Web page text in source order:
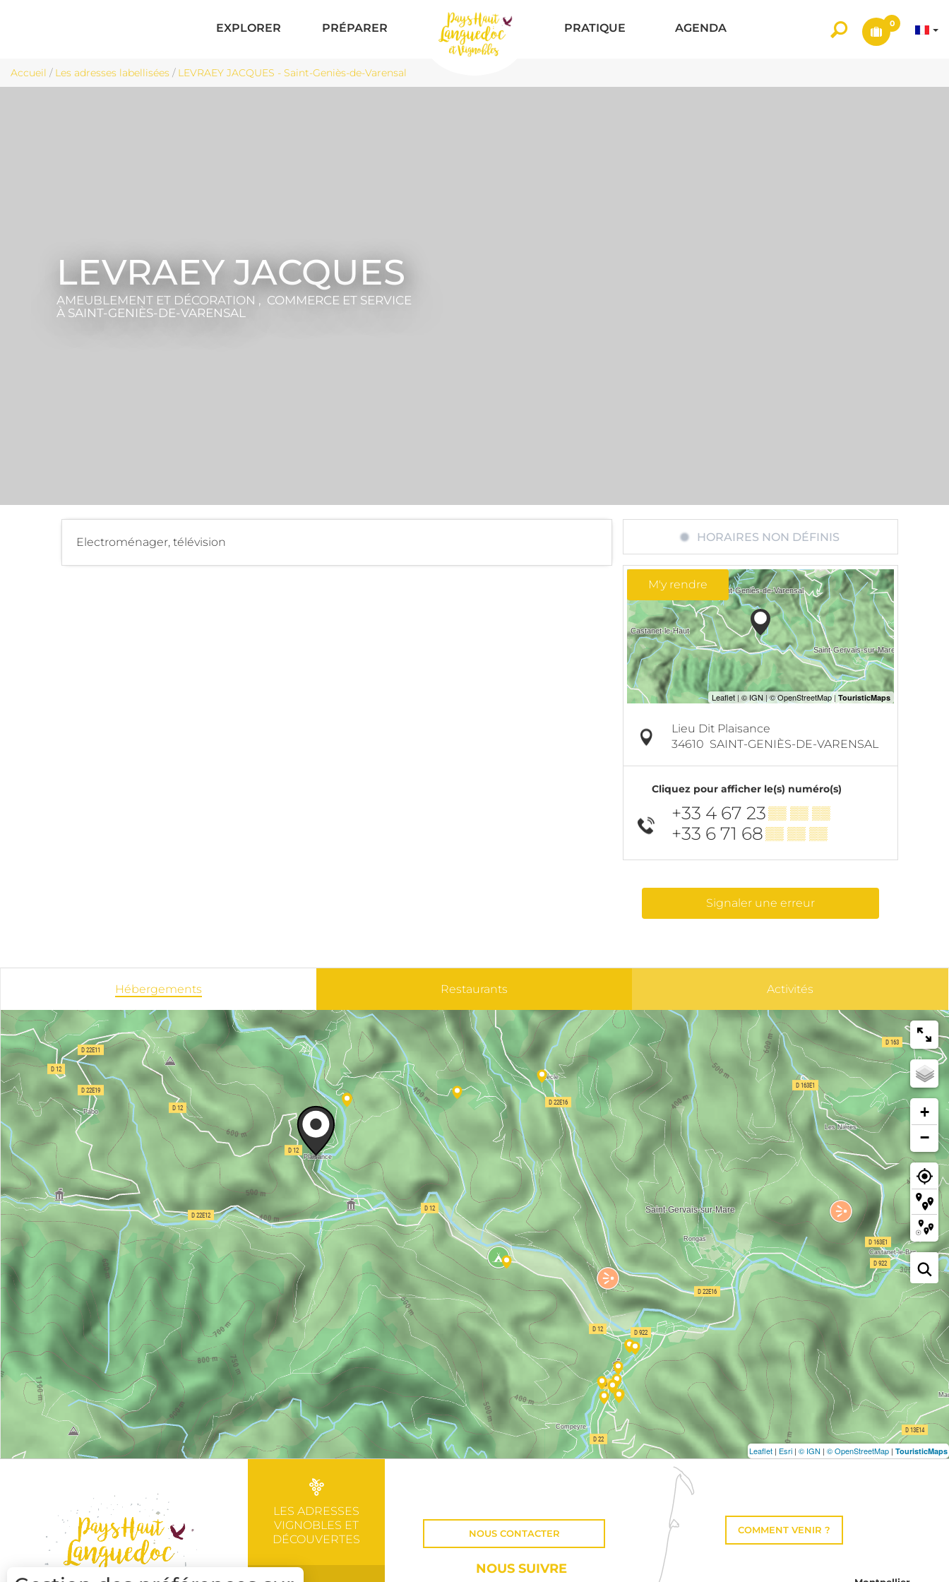
EXPLORER PRÉPARER PRATIQUE AGENDA 0
Accueil / Les adresses labellisées / LEVRAEY JACQUES - Saint-Geniès-de-Varensal
LEVRAEY JACQUES
AMEUBLEMENT ET DÉCORATION , COMMERCE ET SERVICE
À SAINT-GENIÈS-DE-VARENSAL
Electroménager, télévision HORAIRES NON DÉFINIS
M'y rendre
Lieu Dit Plaisance
34610 SAINT-GENIÈS-DE-VARENSAL
Cliquez pour afficher le(s) numéro(s)
+33 4 67 23▒▒ ▒▒ ▒▒
+33 6 71 68▒▒ ▒▒ ▒▒
Signaler une erreur
Hébergements Restaurants Activités
+
−
Leaflet | Esri | © IGN | © OpenStreetMap | TouristicMaps
LES ADRESSES
VIGNOBLES ET
DÉCOUVERTES
NOUS CONTACTER
NOUS SUIVRE
COMMENT VENIR ?